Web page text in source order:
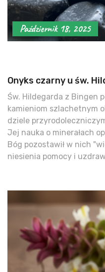
Październik 18, 2025
Onyks czarny u św.
Św. Hildegarda z Bingen
kamieniom szlachetnym
dziele
Jej nauka o minerałach
Bóg pozostawił w nich
niesienia pomocy i